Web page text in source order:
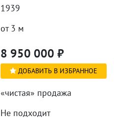
1939
от 3 м
8 950 000 ₽
ДОБАВИТЬ В ИЗБРАННОЕ
«чистая» продажа
Не подходит